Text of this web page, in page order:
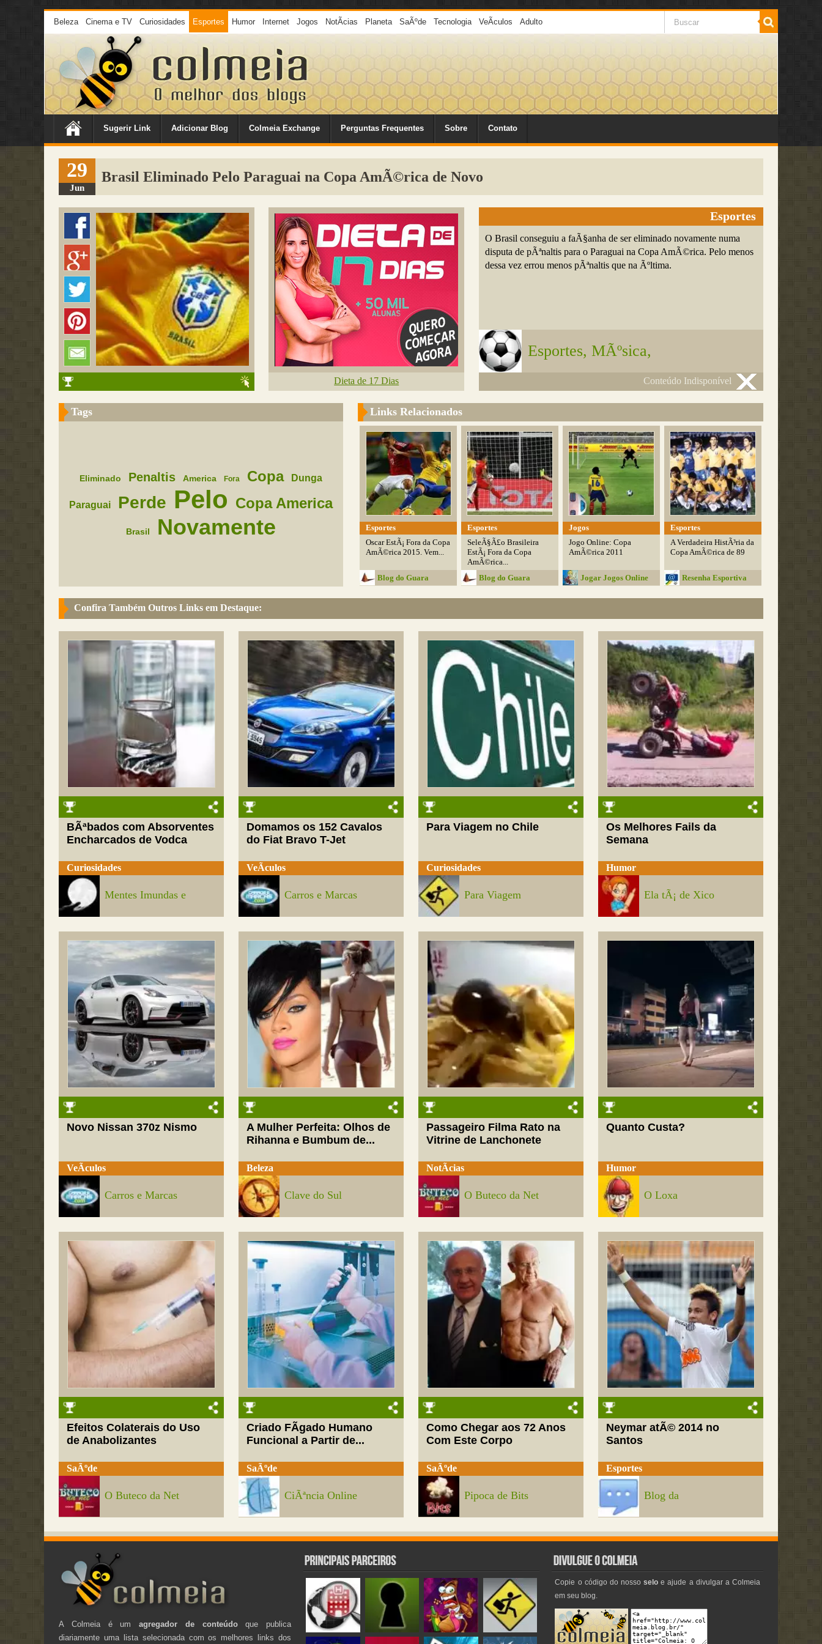
Beleza Cinema e TV Curiosidades Esportes Humor Internet Jogos NotÃ­cias Planeta SaÃºde Tecnologia VeÃ­culos Adulto
Sugerir Link Adicionar Blog Colmeia Exchange Perguntas Frequentes Sobre Contato
29
Jun
Brasil Eliminado Pelo Paraguai na Copa AmÃ©rica de Novo
Dieta de 17 Dias
Esportes
O Brasil conseguiu a faÃ§anha de ser eliminado novamente numa
disputa de pÃªnaltis para o Paraguai na Copa AmÃ©rica. Pelo menos
dessa vez errou menos pÃªnaltis que na Ãºltima.
Esportes, MÃºsica,
Conteúdo Indisponível
Tags
Eliminado Penaltis America Fora Copa Dunga
Paraguai Perde Pelo Copa America
Brasil Novamente
Links Relacionados
Esportes
Oscar EstÃ¡ Fora da Copa
AmÃ©rica 2015. Vem...
Blog do Guara
Esportes
SeleÃ§Ã£o Brasileira
EstÃ¡ Fora da Copa
AmÃ©rica...
Blog do Guara
Jogos
Jogo Online: Copa
AmÃ©rica 2011
Jogar Jogos Online
Esportes
A Verdadeira HistÃ³ria da
Copa AmÃ©rica de 89
Resenha Esportiva
Confira Também Outros Links em Destaque:
BÃªbados com Absorventes
Encharcados de Vodca
Curiosidades
Mentes Imundas e
Domamos os 152 Cavalos
do Fiat Bravo T-Jet
VeÃ­culos
Carros e Marcas
Para Viagem no Chile
Curiosidades
Para Viagem
Os Melhores Fails da
Semana
Humor
Ela tÃ¡ de Xico
Novo Nissan 370z Nismo
VeÃ­culos
Carros e Marcas
A Mulher Perfeita: Olhos de
Rihanna e Bumbum de...
Beleza
Clave do Sul
Passageiro Filma Rato na
Vitrine de Lanchonete
NotÃ­cias
O Buteco da Net
Quanto Custa?
Humor
O Loxa
Efeitos Colaterais do Uso
de Anabolizantes
SaÃºde
O Buteco da Net
Criado FÃ­gado Humano
Funcional a Partir de...
SaÃºde
CiÃªncia Online
Como Chegar aos 72 Anos
Com Este Corpo
SaÃºde
Pipoca de Bits
Neymar atÃ© 2014 no
Santos
Esportes
Blog da
A Colmeia é umagregador de conteúdoque publica
diariamente uma lista selecionada com os melhores links dos
Copie o código do nossoselo e ajude a divulgar a Colmeia
em seu blog.